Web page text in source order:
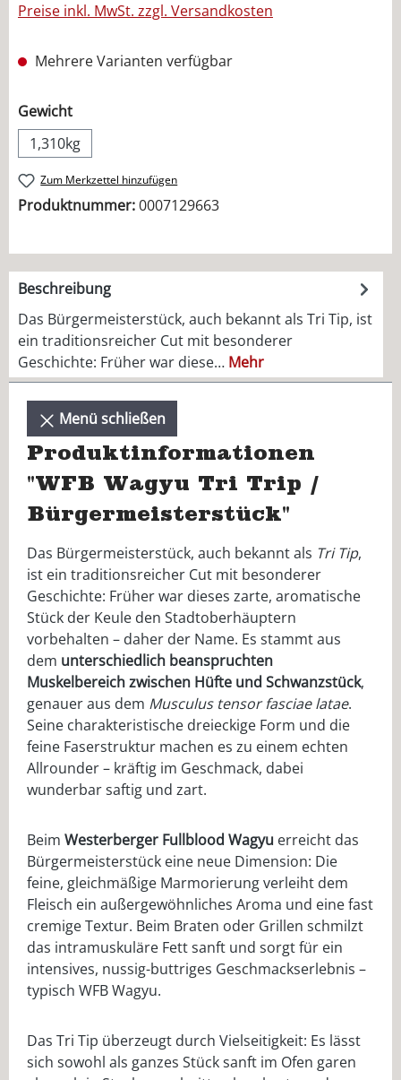
Preise inkl. MwSt. zzgl. Versandkosten
Mehrere Varianten verfügbar
Gewichtauswählen
1,310kg
Zum Merkzettel hinzufügen
Produktnummer:0007129663
Beschreibung
Das Bürgermeisterstück, auch bekannt als Tri Tip, ist
ein traditionsreicher Cut mit besonderer
Geschichte: Früher war diese… Mehr
Menü schließen
Produktinformationen
"WFB Wagyu Tri Trip /
Bürgermeisterstück"
Das Bürgermeisterstück, auch bekannt als Tri Tip,
ist ein traditionsreicher Cut mit besonderer
Geschichte: Früher war dieses zarte, aromatische
Stück der Keule den Stadtoberhäuptern
vorbehalten – daher der Name. Es stammt aus
dem unterschiedlich beanspruchten
Muskelbereich zwischen Hüfte und Schwanzstück,
genauer aus dem Musculus tensor fasciae latae.
Seine charakteristische dreieckige Form und die
feine Faserstruktur machen es zu einem echten
Allrounder – kräftig im Geschmack, dabei
wunderbar saftig und zart.
Beim Westerberger Fullblood Wagyu erreicht das
Bürgermeisterstück eine neue Dimension: Die
feine, gleichmäßige Marmorierung verleiht dem
Fleisch ein außergewöhnliches Aroma und eine fast
cremige Textur. Beim Braten oder Grillen schmilzt
das intramuskuläre Fett sanft und sorgt für ein
intensives, nussig-buttriges Geschmackserlebnis –
typisch WFB Wagyu.
Das Tri Tip überzeugt durch Vielseitigkeit: Es lässt
sich sowohl als ganzes Stück sanft im Ofen garen